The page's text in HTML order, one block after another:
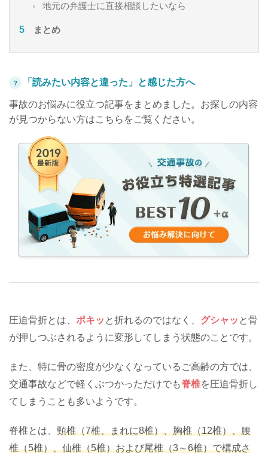
地元の弁護士に直接相談したいなら
まとめ
？ 「読みたい内容と違った」と感じた方へ
事故のお悩みに役立つ記事をまとめました。お探しの内容
が見つからない方はこちらをご覧ください。
圧迫骨折とは、 ポキッ と折れるのではなく、 グシャッ と骨
が押しつぶされるように変形してしまう状態のことです。
また、特に骨の密度が少なくなっているご高齢の方では、
交通事故などで軽くぶつかっただけでも脊椎を圧迫骨折し
てしまうことも多いようです。
脊椎とは、 頸椎（7椎、まれに8椎）、胸椎（12椎）、腰
椎（5椎）、仙椎（5椎）および尾椎（3～6椎）で構成さ